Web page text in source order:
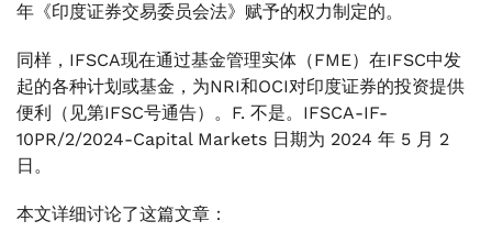
年《印度证券交易委员会法》赋予的权力制定的。
同样，IFSCA现在通过基金管理实体（FME）在IFSC中发
起的各种计划或基金，为NRI和OCI对印度证券的投资提供
便利（见第IFSC号通告）。F. 不是。IFSCA-IF-
10PR/2/2024-Capital Markets 日期为 2024 年 5 月 2
日。
本文详细讨论了这篇文章：